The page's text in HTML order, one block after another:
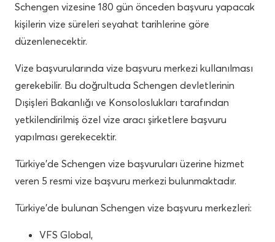
Schengen vizesine 180 gün önceden başvuru yapacak
kişilerin vize süreleri seyahat tarihlerine göre
düzenlenecektir.
Vize başvurularında vize başvuru merkezi kullanılması
gerekebilir. Bu doğrultuda Schengen devletlerinin
Dışişleri Bakanlığı ve Konsoloslukları tarafından
yetkilendirilmiş özel vize aracı şirketlere başvuru
yapılması gerekecektir.
Türkiye’de Schengen vize başvuruları üzerine hizmet
veren 5 resmi vize başvuru merkezi bulunmaktadır.
Türkiye’de bulunan Schengen vize başvuru merkezleri:
VFS Global,